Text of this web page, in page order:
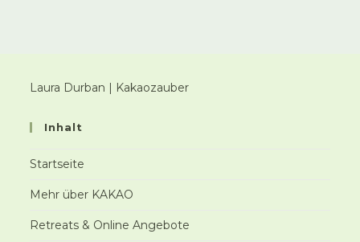
Laura Durban | Kakaozauber
Inhalt
Startseite
Mehr über KAKAO
Retreats & Online Angebote